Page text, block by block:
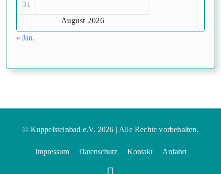
August 2026
31
« Jan.
© Kuppelsteinbad e.V. 2026 | Alle Rechte vorbehalten.
Impressum Datenschutz Kontakt Anfahrt